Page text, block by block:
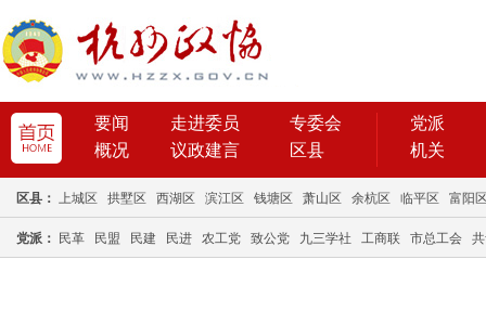
要闻 走进委员
专委会
概况
议政建言 区县
党派
机关
区县： 上城区 拱墅区 西湖区 滨江区 钱塘区 萧山区 余杭区 临平区 富阳
党派： 民革 民盟 民建 民进 农工党 致公党 九三学社 工商联 市总工会